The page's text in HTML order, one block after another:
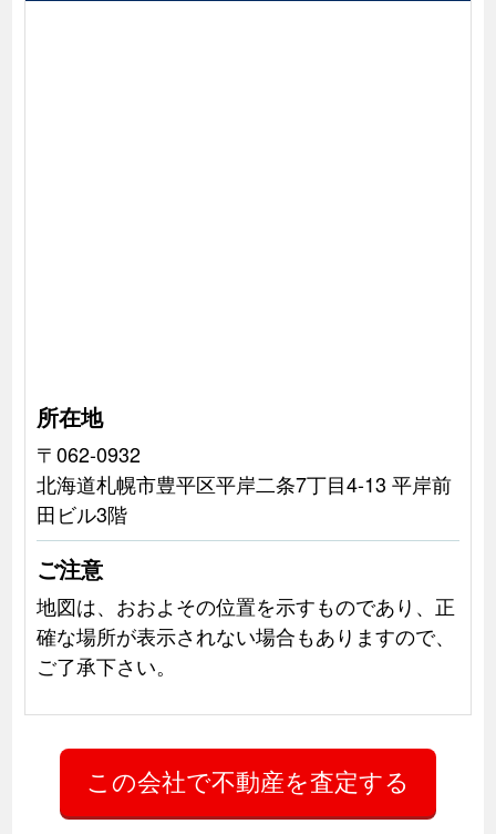
所在地
〒062-0932
北海道札幌市豊平区平岸二条7丁目4-13 平岸前
田ビル3階
ご注意
地図は、おおよその位置を示すものであり、正
確な場所が表示されない場合もありますので、
ご了承下さい。